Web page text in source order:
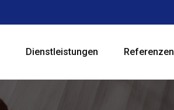
Dienstleistungen Referenzen